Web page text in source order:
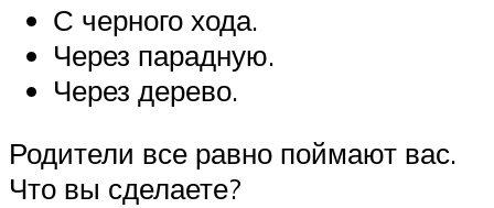
С черного хода.
Через парадную.
Через дерево.
Родители все равно поймают вас.
Что вы сделаете?